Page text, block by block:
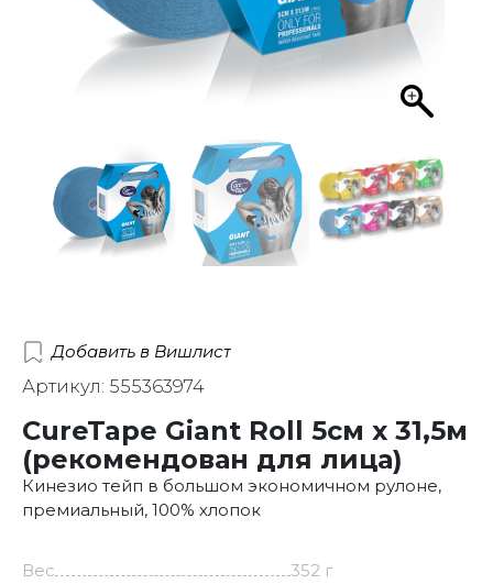
Добавить в Вишлист
Артикул: 555363974
CureTape Giant Roll 5см x 31,5м
(рекомендован для лица)
Кинезио тейп в большом экономичном рулоне,
премиальный, 100% хлопок
Вес
352 г